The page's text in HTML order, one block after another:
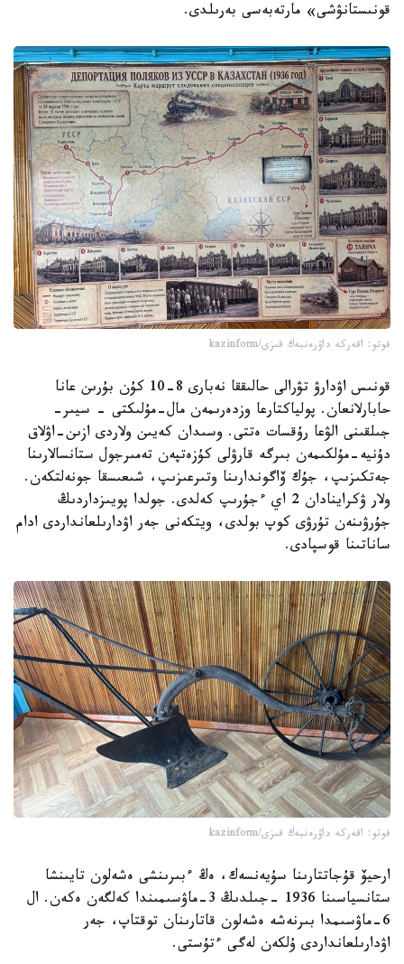
قونىستانۋشى» مارتەبەسى بەرىلدى.
فوتو: اقەركە داۋرەنبەك قىزى/kazinform
قونىس اۋدارۋ تۋرالى حالىققا نەبارى 8-10 كۇن بۇرىن عانا
حابارلانعان. پولياكتارعا وزدەرىمەن مال-مۇلىكتى - سيىر-
جىلقىنى الۋعا رۇقسات ەتتى. وسىدان كەيىن ولاردى ازىن-اۋلاق
دۇنيە-مۇلكىمەن بىرگە قارۋلى كۇزەتپەن تەمىرجول ستانسالارىنا
جەتكىزىپ، جۇك ۆاگوندارىنا وتىرعىزىپ، شىعىسقا جونەلتكەن.
ولار ۋكراينادان 2 اي ءجۇرىپ كەلدى. جولدا پويىزداردىڭ
جۇرۋىنەن تۇرۋى كوپ بولدى، ويتكەنى جەر اۋدارىلعانداردى ادام
ساناتىنا قوسپادى.
فوتو: اقەركە داۋرەنبەك قىزى/kazinform
ارحيۆ قۇجاتتارىنا سۇيەنسەك، ەڭ ءبىرىنشى ەشەلون تايىنشا
ستانسياسىنا 1936 -جىلدىڭ 3-ماۋسىمىندا كەلگەن ەكەن. ال
6-ماۋسىمدا بىرنەشە ەشەلون قاتارىنان توقتاپ، جەر
اۋدارىلعانداردى ۇلكەن لەگى ءتۇستى.